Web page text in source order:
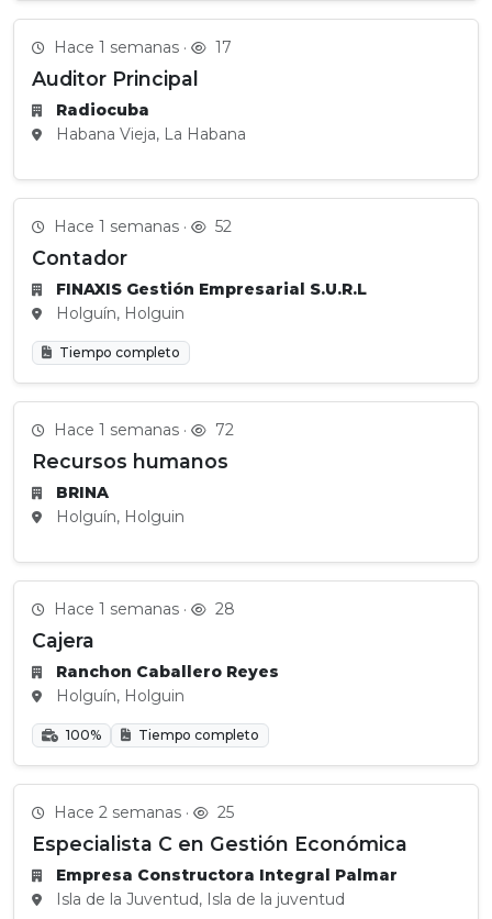
Hace 1 semanas · 17
Auditor Principal
Radiocuba
Habana Vieja, La Habana
Hace 1 semanas · 52
Contador
FINAXIS Gestión Empresarial S.U.R.L
Holguín, Holguin
Tiempo completo
Hace 1 semanas · 72
Recursos humanos
BRINA
Holguín, Holguin
Hace 1 semanas · 28
Cajera
Ranchon Caballero Reyes
Holguín, Holguin
100% Tiempo completo
Hace 2 semanas · 25
Especialista C en Gestión Económica
Empresa Constructora Integral Palmar
Isla de la Juventud, Isla de la juventud